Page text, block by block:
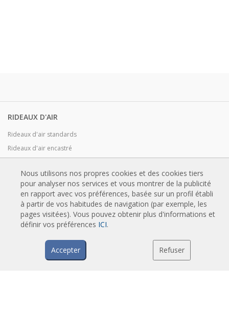
RIDEAUX D'AIR
Rideaux d'air standards
Rideaux d'air encastré
Rideaux d'air industriels et rideaux d'air pour chambre froide
Rideaux d'air pour portes tournantes et sur mesure
Rideaux d'air anti-insectes
Pompe à chaleur et rideaux d'air économiseurs d'énergie
Rideaux d’air avec système de désinfection et de purification
Rideaux d'air Economic Low Cost
Nous utilisons nos propres cookies et des cookies tiers
pour analyser nos services et vous montrer de la publicité
en rapport avec vos préférences, basée sur un profil établi
à partir de vos habitudes de navigation (par exemple, les
pages visitées). Vous pouvez obtenir plus d'informations et
définir vos préférences ICI.
Accepter Refuser